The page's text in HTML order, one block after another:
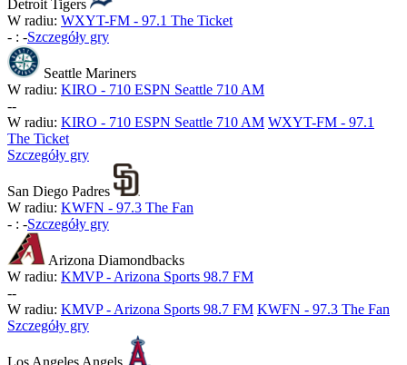
Detroit Tigers
W radiu: WXYT-FM - 97.1 The Ticket
- : -Szczegóły gry
Seattle Mariners
W radiu: KIRO - 710 ESPN Seattle 710 AM
--
W radiu: KIRO - 710 ESPN Seattle 710 AM WXYT-FM - 97.1
The Ticket
Szczegóły gry
San Diego Padres
W radiu: KWFN - 97.3 The Fan
- : -Szczegóły gry
Arizona Diamondbacks
W radiu: KMVP - Arizona Sports 98.7 FM
--
W radiu: KMVP - Arizona Sports 98.7 FM KWFN - 97.3 The Fan
Szczegóły gry